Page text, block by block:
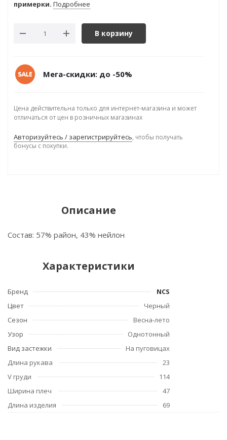
примерки. Подробнее
В корзину
Мега-скидки: до -50%
Цена действительна только для интернет-магазина и может
отличаться от цен в розничных магазинах
Авторизуйтесь / зарегистрируйтесь, чтобы получать
бонусы с покупки.
Описание
Состав: 57% район, 43% нейлон
Характеристики
Бренд
NCS
Цвет
Черный
Сезон
Весна-лето
Узор
Однотонный
Вид застежки
На пуговицах
Длина рукава
23
V груди
114
Ширина плеч
47
Длина изделия
69